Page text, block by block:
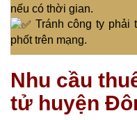
nếu có thời gian.
Tránh công ty phải
phốt trên mạng.
Nhu cầu
tử huyện